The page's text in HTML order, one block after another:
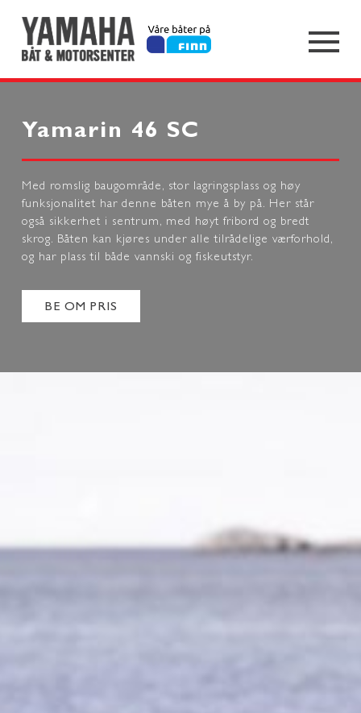
Yamarin 46 SC
Med romslig baugområde, stor lagringsplass og høy
funksjonalitet har denne båten mye å by på. Her står
også sikkerhet i sentrum, med høyt fribord og bredt
skrog. Båten kan kjøres under alle tilrådelige værforhold,
og har plass til både vannski og fiskeutstyr.
BE OM PRIS